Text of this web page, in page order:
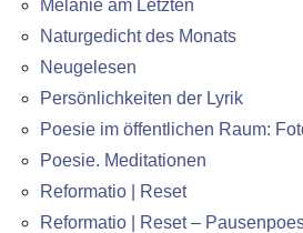
Melanie am Letzten
Naturgedicht des Monats
Neugelesen
Persönlichkeiten der Lyrik
Poesie im öffentlichen Raum:
Poesie. Meditationen
Reformatio | Reset
Reformatio | Reset –